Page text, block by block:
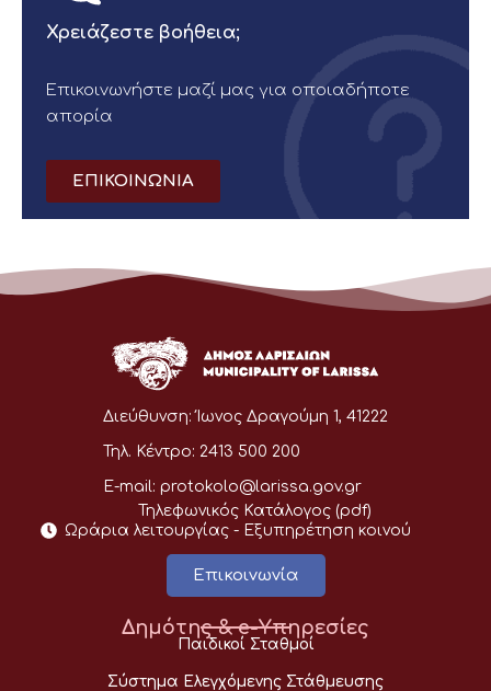
Χρειάζεστε βοήθεια;
Επικοινωνήστε μαζί μας για οποιαδήποτε
απορία
ΕΠΙΚΟΙΝΩΝΙΑ
Διεύθυνση: Ίωνος Δραγούμη 1, 41222
Τηλ. Κέντρο: 2413 500 200
E-mail: protokolo@larissa.gov.gr
Τηλεφωνικός Κατάλογος (pdf)
Ωράρια λειτουργίας - Eξυπηρέτηση κοινού
Επικοινωνία
Δημότης & e-Υπηρεσίες
Παιδικοί Σταθμοί
Σύστημα Ελεγχόμενης Στάθμευσης